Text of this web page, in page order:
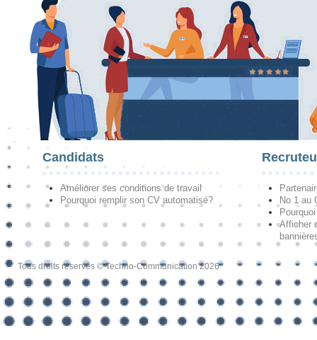
Candidats
Améliorer ses conditions de travail
Pourquoi remplir son CV automatisé?
No 1 au
Afficher
Tous droits réservés © Techno-Communication 2026